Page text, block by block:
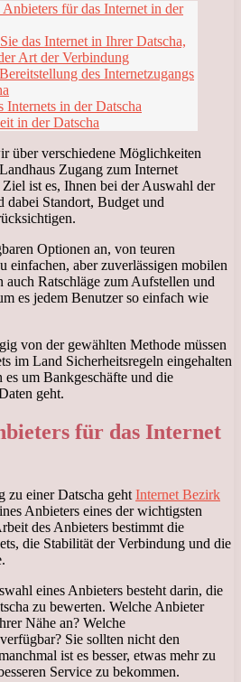
für das Internet in der
das Internet in Ihrer Datscha,
Art der Verbindung
des Internetzugangs
Internets in der Datscha
in der Datscha
über verschiedene Möglichkeiten
Zugang zum Internet
ist es, Ihnen bei der Auswahl der
dabei Standort, Budget und
Optionen an, von teuren
einfachen, aber zuverlässigen mobilen
Ratschläge zum Aufstellen und
es jedem Benutzer so einfach wie
von der gewählten Methode müssen
im Land Sicherheitsregeln eingehalten
um Bankgeschäfte und die
geht.
für das Internet
zu einer Datscha geht Internet Bezirk
Anbieters eines der wichtigsten
des Anbieters bestimmt die
die Stabilität der Verbindung und die
eines Anbieters besteht darin, die
zu bewerten. Welche Anbieter
Nähe an? Welche
Sie sollten nicht den
ist es besser, etwas mehr zu
Service zu bekommen.